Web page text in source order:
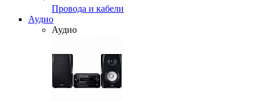
Провода и кабели
Аудио
Аудио